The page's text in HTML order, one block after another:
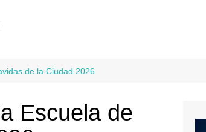
Ecología
Justicia
Economía
de la Ciudad 2026
Escuela de